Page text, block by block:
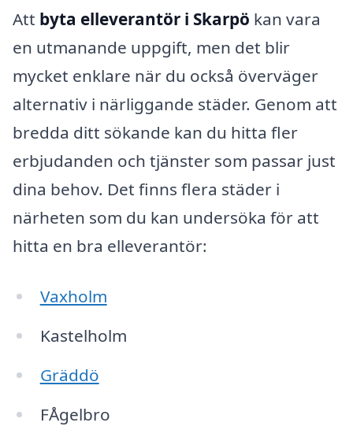
Att byta elleverantör i Skarpö kan vara
en utmanande uppgift, men det blir
mycket enklare när du också överväger
alternativ i närliggande städer. Genom att
bredda ditt sökande kan du hitta fler
erbjudanden och tjänster som passar just
dina behov. Det finns flera städer i
närheten som du kan undersöka för att
hitta en bra elleverantör:
Vaxholm
Kastelholm
Gräddö
FÅgelbro